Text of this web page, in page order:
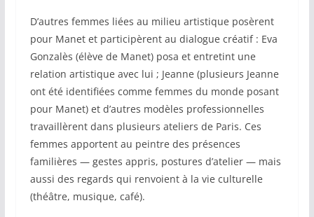
D’autres femmes liées au milieu artistique posèrent
pour Manet et participèrent au dialogue créatif : Eva
Gonzalès (élève de Manet) posa et entretint une
relation artistique avec lui ; Jeanne (plusieurs Jeanne
ont été identifiées comme femmes du monde posant
pour Manet) et d’autres modèles professionnelles
travaillèrent dans plusieurs ateliers de Paris. Ces
femmes apportent au peintre des présences
familières — gestes appris, postures d’atelier — mais
aussi des regards qui renvoient à la vie culturelle
(théâtre, musique, café).